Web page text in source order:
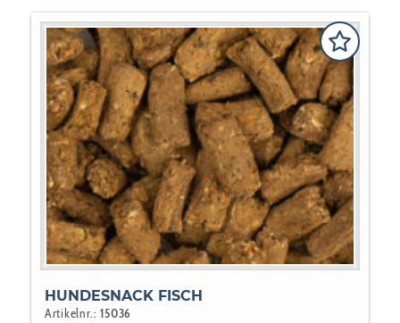
HUNDESNACK FISCH
Artikelnr.:15036